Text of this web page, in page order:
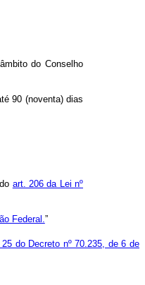
do Conselho
90 (noventa) dias
art. 206 da Lei nº
Federal.”
do Decreto nº 70.235, de 6 de